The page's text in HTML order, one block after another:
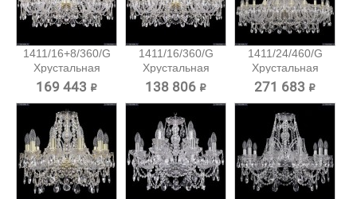
1411/16+8/360/G
Хрустальная
подвесная...
169 443 ₽
1411/16/360/G
Хрустальная
подвесная...
138 806 ₽
1411/24/460/G
Хрустальная
подвесная...
271 683 ₽